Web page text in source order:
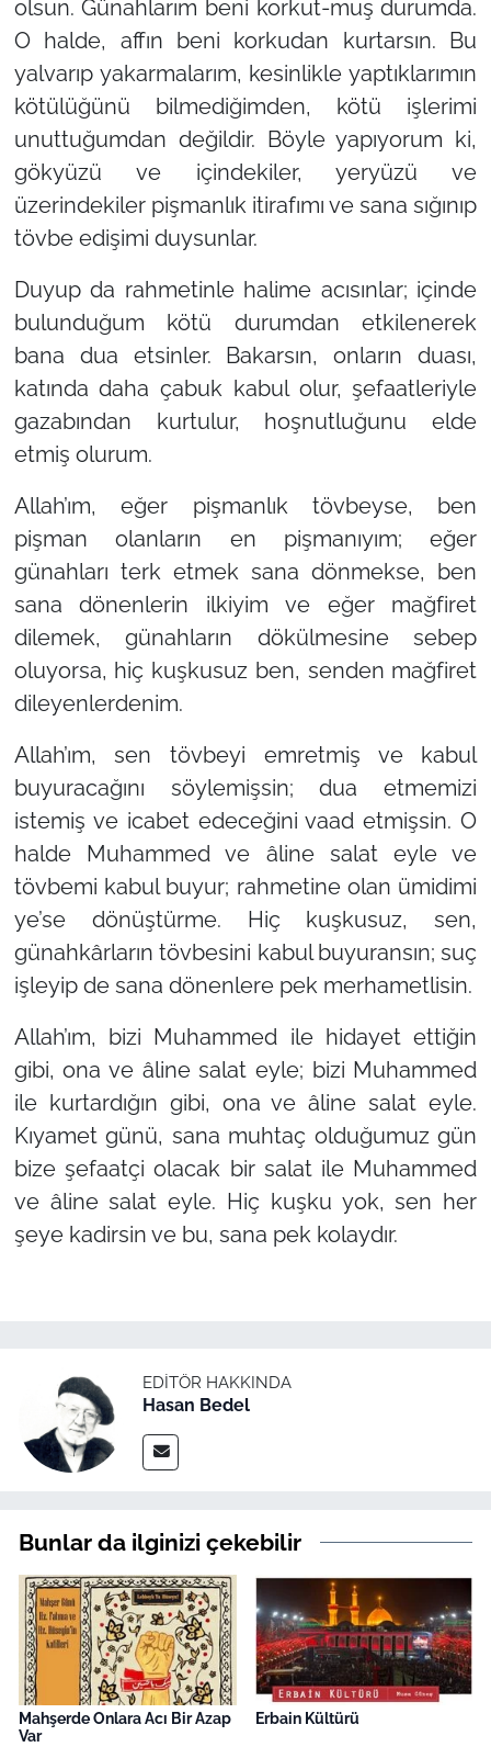
olsun. Günahlarım beni korkut-muş durumda.
O halde, affın beni korkudan kurtarsın. Bu
yalvarıp yakarmalarım, kesinlikle yaptıklarımın
kötülüğünü bilmediğimden, kötü işlerimi
unuttuğumdan değildir. Böyle yapıyorum ki,
gökyüzü ve içindekiler, yeryüzü ve
üzerindekiler pişmanlık itirafımı ve sana sığınıp
tövbe edişimi duysunlar.
Duyup da rahmetinle halime acısınlar; içinde
bulunduğum kötü durumdan etkilenerek
bana dua etsinler. Bakarsın, onların duası,
katında daha çabuk kabul olur, şefaatleriyle
gazabından kurtulur, hoşnutluğunu elde
etmiş olurum.
Allah’ım, eğer pişmanlık tövbeyse, ben
pişman olanların en pişmanıyım; eğer
günahları terk etmek sana dönmekse, ben
sana dönenlerin ilkiyim ve eğer mağfiret
dilemek, günahların dökülmesine sebep
oluyorsa, hiç kuşkusuz ben, senden mağfiret
dileyenlerdenim.
Allah’ım, sen tövbeyi emretmiş ve kabul
buyuracağını söylemişsin; dua etmemizi
istemiş ve icabet edeceğini vaad etmişsin. O
halde Muhammed ve âline salat eyle ve
tövbemi kabul buyur; rahmetine olan ümidimi
ye’se dönüştürme. Hiç kuşkusuz, sen,
günahkârların tövbesini kabul buyuransın; suç
işleyip de sana dönenlere pek merhametlisin.
Allah’ım, bizi Muhammed ile hidayet ettiğin
gibi, ona ve âline salat eyle; bizi Muhammed
ile kurtardığın gibi, ona ve âline salat eyle.
Kıyamet günü, sana muhtaç olduğumuz gün
bize şefaatçi olacak bir salat ile Muhammed
ve âline salat eyle. Hiç kuşku yok, sen her
şeye kadirsin ve bu, sana pek kolaydır.
EDITÖR HAKKINDA
Hasan Bedel
Bunlar da ilginizi çekebilir
Mahşerde Onlara Acı Bir Azap
Var
Erbain Kültürü